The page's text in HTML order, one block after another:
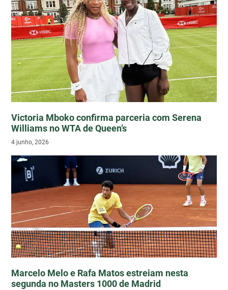
Victoria Mboko confirma parceria com Serena
Williams no WTA de Queen’s
4 junho, 2026
Marcelo Melo e Rafa Matos estreiam nesta
segunda no Masters 1000 de Madrid